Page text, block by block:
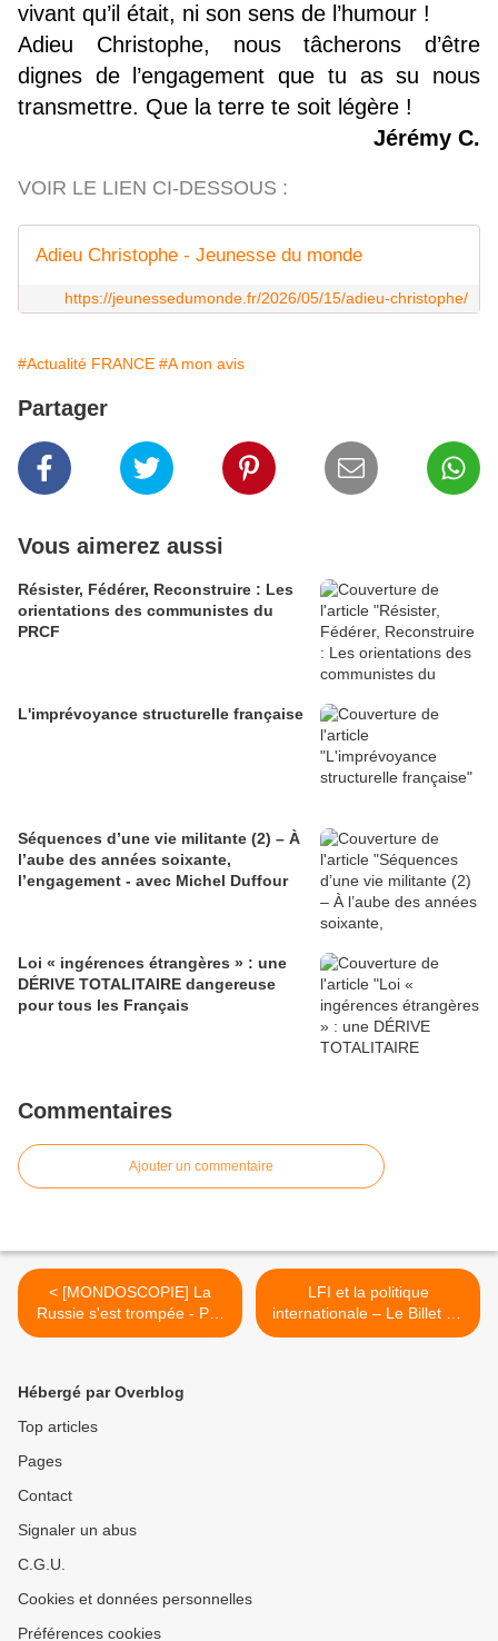
vivant qu’il était, ni son sens de l’humour !
Adieu Christophe, nous tâcherons d’être
dignes de l’engagement que tu as su nous
transmettre. Que la terre te soit légère !
Jérémy C.
VOIR LE LIEN CI-DESSOUS :
Adieu Christophe - Jeunesse du monde
https://jeunessedumonde.fr/2026/05/15/adieu-christophe/
#Actualité FRANCE #A mon avis
Partager
Vous aimerez aussi
Résister, Fédérer, Reconstruire : Les
orientations des communistes du
PRCF
L'imprévoyance structurelle française
Séquences d’une vie militante (2) – À
l’aube des années soixante,
l’engagement - avec Michel Duffour
Loi « ingérences étrangères » : une
DÉRIVE TOTALITAIRE dangereuse
pour tous les Français
Commentaires
Ajouter un commentaire
< [MONDOSCOPIE] La
Russie s'est trompée - Par
Caroline Galactéros
LFI et la politique
internationale – Le Billet de
Bruno Guigue >
Hébergé par Overblog
Top articles
Pages
Contact
Signaler un abus
C.G.U.
Cookies et données personnelles
Préférences cookies